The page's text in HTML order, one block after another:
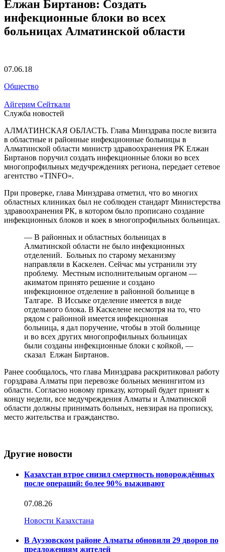
Елжан Биртанов: Создать
инфекционные блоки во всех
больницах Алматинской области
07.06.18
Общество
Айгерим Сейткали
Служба новостей
АЛМАТИНСКАЯ ОБЛАСТЬ. Глава Минздрава после визита
в областные и районные инфекционные больницы в
Алматинской области министр здравоохранения РК Елжан
Биртанов поручил создать инфекционные блоки во всех
многопрофильных медучреждениях региона, передает сетевое
агентство «TINFO».
При проверке, глава Минздрава отметил, что во многих
областных клиниках был не соблюден стандарт Министерства
здравоохранения РК, в котором было прописано создание
инфекционных блоков и коек в многопрофильных больницах.
— В районных и областных больницах в
Алматинской области не было инфекционных
отделений. Больных по старому механизму
направляли в Каскелен. Сейчас мы устранили эту
проблему. Местным исполнительным органом —
акиматом принято решение и создано
инфекционное отделение в районной больнице в
Талгаре. В Иссыке отделение имеется в виде
отдельного блока. В Каскелене несмотря на то, что
рядом с районной имеется инфекционная
больница, я дал поручение, чтобы в этой больнице
и во всех других многопрофильных больницах
были созданы инфекционные блоки с койкой, —
сказал Елжан Биртанов.
Ранее сообщалось, что глава Минздрава раскритиковал работу
горздрава Алматы при перевозке больных менингитом из
области. Согласно новому приказу, который будет принят к
концу недели, все медучреждения Алматы и Алматинской
области должны принимать больных, невзирая на прописку,
место жительства и гражданство.
Другие новости
Казахстан втрое снизил смертность новорождённых
после операций: более 90% выживают
07.08.26
Новости Казахстана
В Ауэзовском районе Алматы обновили 29 дворов по
предложениям жителей